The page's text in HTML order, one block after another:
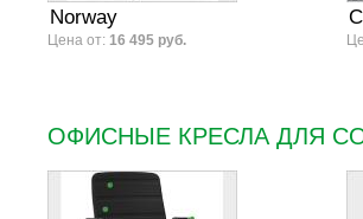
Norway
Цена от: 16 495 руб.
ОФИСНЫЕ КРЕСЛА ДЛЯ